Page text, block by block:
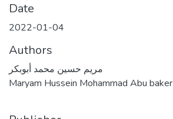
Date
2022-01-04
Authors
مريم حسين محمد أبوبكر
Maryam Hussein Mohammad Abu baker